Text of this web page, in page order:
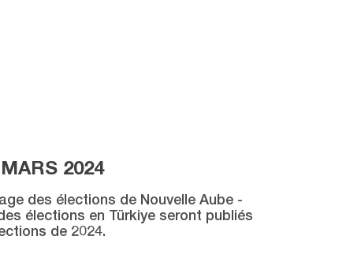
2024
des élections de Nouvelle Aube -
élections en Türkiye seront publiés
de 2024.